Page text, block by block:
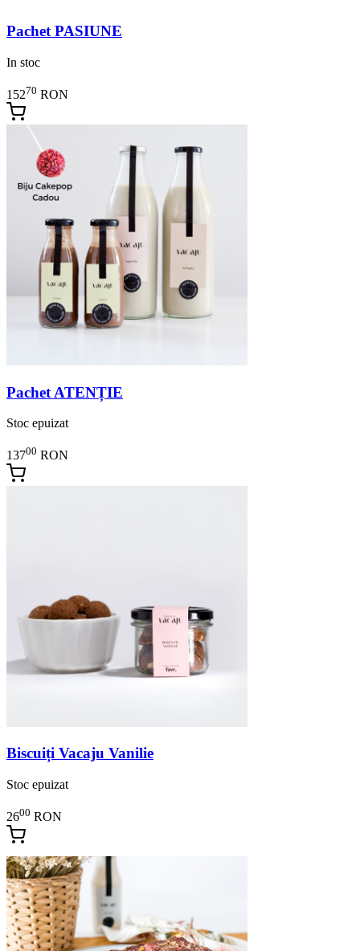
Pachet PASIUNE
In stoc
15270 RON
Pachet ATENȚIE
Stoc epuizat
13700 RON
Biscuiți Vacaju Vanilie
Stoc epuizat
2600 RON